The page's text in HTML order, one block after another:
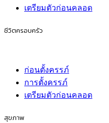
เตรียมตัวก่อนคลอด
ชีวิตครอบครัว
ก่อนตั้งครรภ์
การตั้งครรภ์
เตรียมตัวก่อนคลอด
สุขภาพ